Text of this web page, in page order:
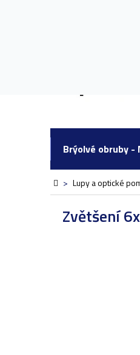
Brýolvé obruby -
Domů
> Lupy a optické
Zvětšení